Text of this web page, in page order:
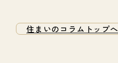
住まいのコラムトップへ